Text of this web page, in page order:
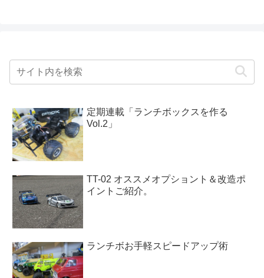
定期連載「ランチボックスを作る
Vol.2」
TT-02 オススメオプショント＆改造ポ
イントご紹介。
ランチボお手軽スピードアップ術